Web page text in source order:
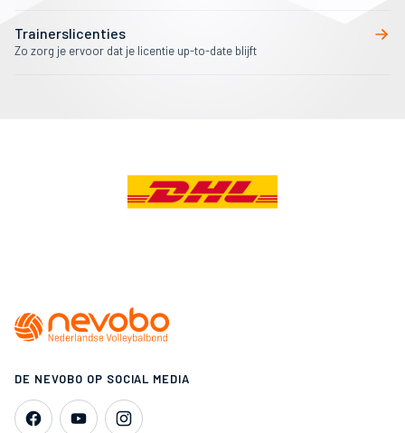
Trainerslicenties
Zo zorg je ervoor dat je licentie up-to-date blijft
DE NEVOBO OP SOCIAL MEDIA